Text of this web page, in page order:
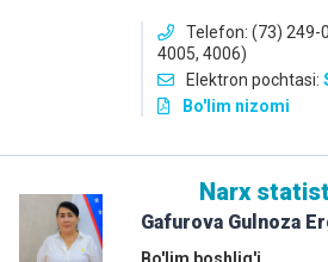
Telefon: (73) 249-
4005, 4006)
Elektron pochtasi:
Bo'lim nizomi
Narx
Gafurova Gulnoza